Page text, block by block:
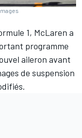
1, McLaren a
programme
aileron avant
de suspension